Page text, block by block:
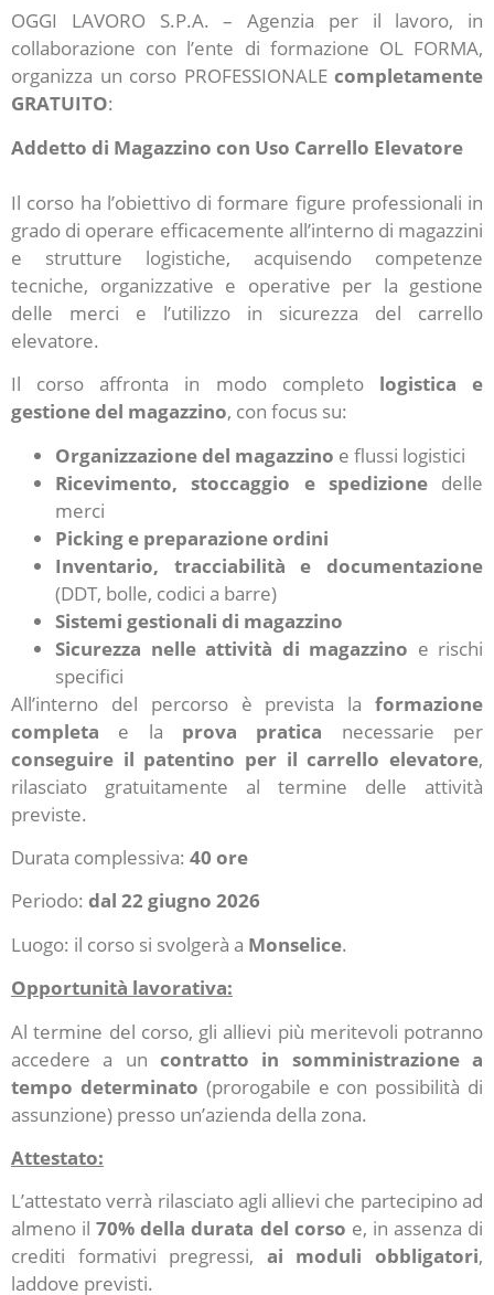
OGGI LAVORO S.P.A. – Agenzia per il lavoro, in
collaborazione con l’ente di formazione OL FORMA,
organizza un corso PROFESSIONALE completamente
GRATUITO:
Addetto di Magazzino con Uso Carrello Elevatore
Il corso ha l’obiettivo di formare figure professionali in
grado di operare efficacemente all’interno di magazzini
e strutture logistiche, acquisendo competenze
tecniche, organizzative e operative per la gestione
delle merci e l’utilizzo in sicurezza del carrello
elevatore.
Il corso affronta in modo completo logistica e
gestione del magazzino, con focus su:
Organizzazione del magazzino e flussi logistici
Ricevimento, stoccaggio e spedizionedelle
merci
Picking e preparazione ordini
Inventario, tracciabilità e documentazione
(DDT, bolle, codici a barre)
Sistemi gestionali di magazzino
Sicurezza nelle attività di magazzino e rischi
specifici
All’interno del percorso è prevista la formazione
completa e la prova pratica necessarie per
conseguire il patentino per il carrello elevatore,
rilasciato gratuitamente al termine delle attività
previste.
Durata complessiva: 40 ore
Periodo: dal 22 giugno 2026
Luogo: il corso si svolgerà a Monselice.
Opportunità lavorativa:
Al termine del corso, gli allievi più meritevoli potranno
accedere a un contratto in somministrazione a
tempo determinato (prorogabile e con possibilità di
assunzione) presso un’azienda della zona.
Attestato:
L’attestato verrà rilasciato agli allievi che partecipino ad
almeno il70% della durata del corso e, in assenza di
crediti formativi pregressi, ai moduli obbligatori,
laddove previsti.